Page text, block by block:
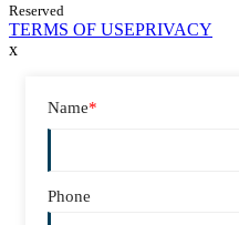
Reserved
TERMS OF USEPRIVACY
x
Name*
Phone